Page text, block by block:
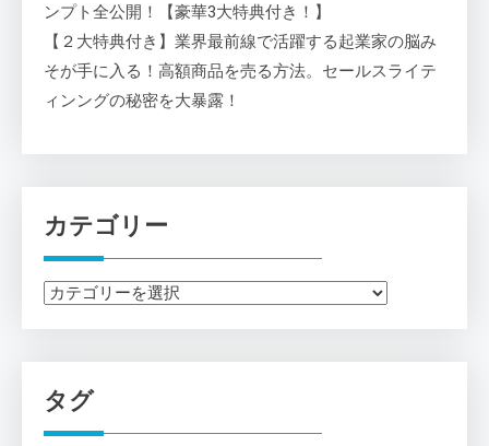
ンプト全公開！【豪華3大特典付き！】
【２大特典付き】業界最前線で活躍する起業家の脳み
そが手に入る！高額商品を売る方法。セールスライテ
ィンングの秘密を大暴露！
カテゴリー
カ
ー
タグ